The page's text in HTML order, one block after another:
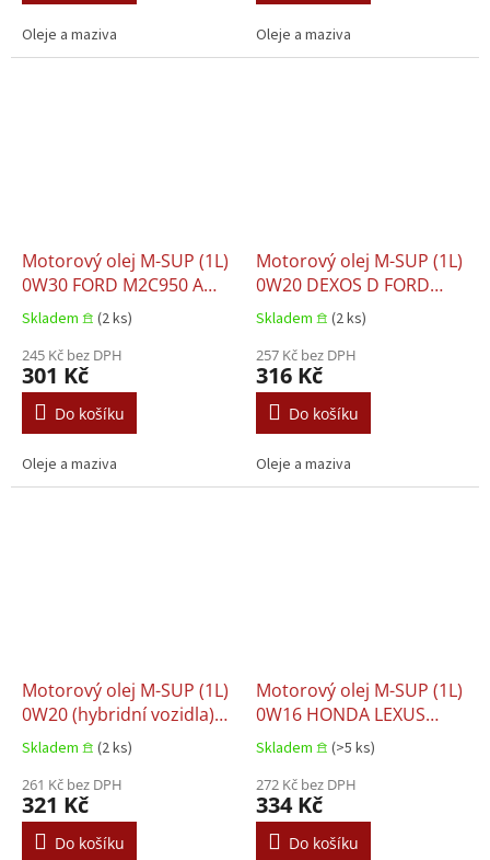
Oleje a maziva Oleje a maziva
Motorový olej M-SUP (1L)
0W30 FORD M2C950 A
JAGUAR 03.5007 LAND
ROVER 03.5007 VW C 530
35
Skladem 𖠿 (2 ks)
245 Kč bez DPH
301 Kč
Do košíku
Oleje a maziva
Motorový olej M-SUP (1L)
0W20 DEXOS D FORD
M2C952 A1 LAND ROVER
03.5006 MB 229.71 OPEL
OV0401547-A20
Skladem 𖠿 (2 ks)
257 Kč bez DPH
316 Kč
Do košíku
Oleje a maziva
Motorový olej M-SUP (1L)
0W20 (hybridní vozidla)
RENAULT RN 17 FE
Skladem 𖠿 (2 ks)
261 Kč bez DPH
321 Kč
Do košíku
Motorový olej M-SUP (1L)
0W16 HONDA LEXUS
TOYOTA
Skladem 𖠿 (>5 ks)
272 Kč bez DPH
334 Kč
Do košíku